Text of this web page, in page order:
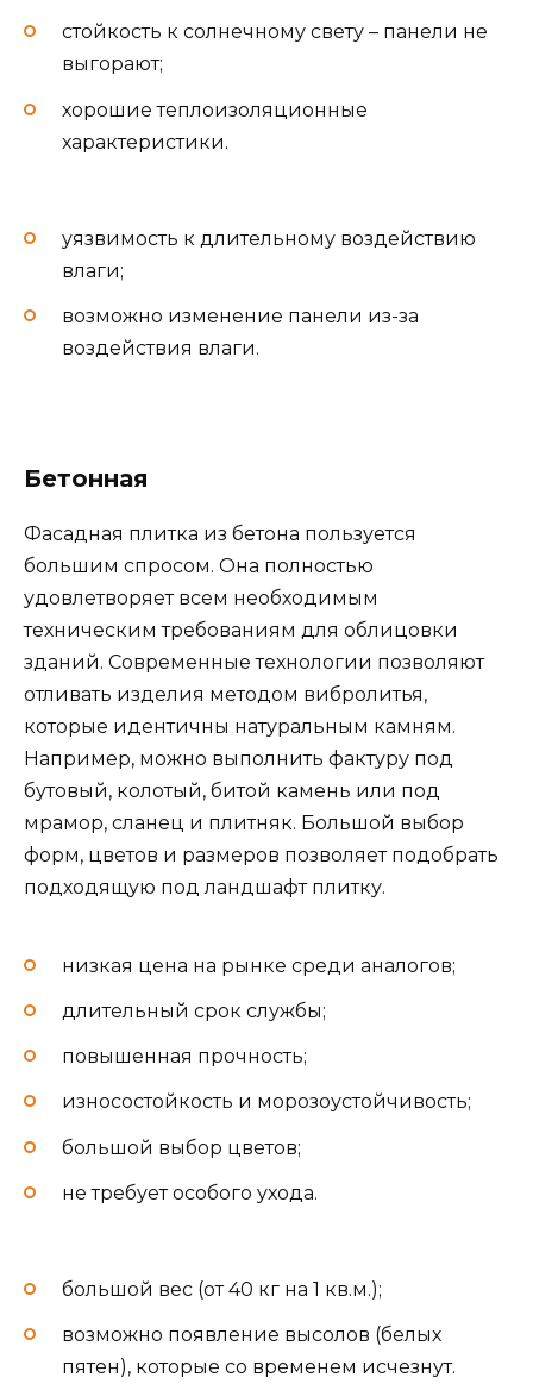
стойкость к солнечному свету – панели не
выгорают;
хорошие теплоизоляционные
характеристики.
уязвимость к длительному воздействию
влаги;
возможно изменение панели из-за
воздействия влаги.
Бетонная
Фасадная плитка из бетона пользуется
большим спросом. Она полностью
удовлетворяет всем необходимым
техническим требованиям для облицовки
зданий. Современные технологии позволяют
отливать изделия методом вибролитья,
которые идентичны натуральным камням.
Например, можно выполнить фактуру под
бутовый, колотый, битой камень или под
мрамор, сланец и плитняк. Большой выбор
форм, цветов и размеров позволяет подобрать
подходящую под ландшафт плитку.
низкая цена на рынке среди аналогов;
длительный срок службы;
повышенная прочность;
износостойкость и морозоустойчивость;
большой выбор цветов;
не требует особого ухода.
большой вес (от 40 кг на 1 кв.м.);
возможно появление высолов (белых
пятен), которые со временем исчезнут.